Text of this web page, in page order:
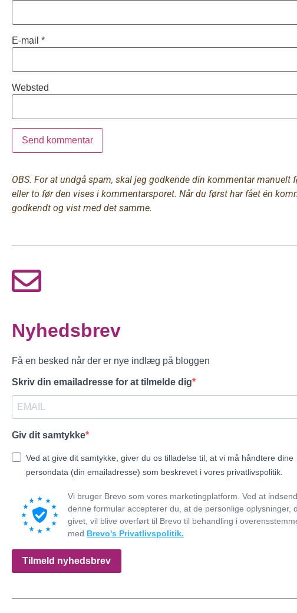
E-mail *
Websted
OBS. For at undgå spam, skal jeg godkende din kommentar manuelt
eller to før den vises i kommentarsporet. Når du først har fået én
godkendt og vist med det samme.
Nyhedsbrev
Få en besked når der er nye indlæg på bloggen
Skriv din emailadresse for at tilmelde dig
Giv dit samtykke
Ved at give dit samtykke, giver du os tilladelse til, at vi må håndtere dine
persondata (din emailadresse) som beskrevet i vores privatlivspolitik.
Vi bruger Brevo som vores marketingplatform. Ved at
denne formular accepterer du, at de personlige oplysninger,
givet, vil blive overført til Brevo til behandling i
med Brevo's Privatlivspolitik.
Tilmeld nyhedsbrev